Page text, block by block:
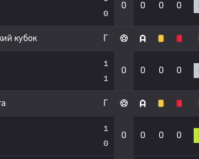
0
0 0 0 0
кубок Г
1
1
0 0 0 0
Г
1
0
0 0 0 0